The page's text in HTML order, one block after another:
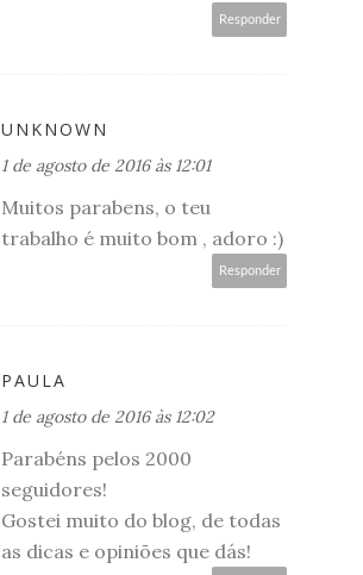
Responder
UNKNOWN
1 de agosto de 2016 às 12:01
Muitos parabens, o teu
trabalho é muito bom , adoro :)
Responder
PAULA
1 de agosto de 2016 às 12:02
Parabéns pelos 2000
seguidores!
Gostei muito do blog, de todas
as dicas e opiniões que dás!